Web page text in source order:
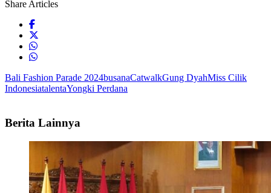
Share Articles
Bali Fashion Parade 2024busanaCatwalkGung DyahMiss Cilik
IndonesiatalentaYongki Perdana
Berita Lainnya